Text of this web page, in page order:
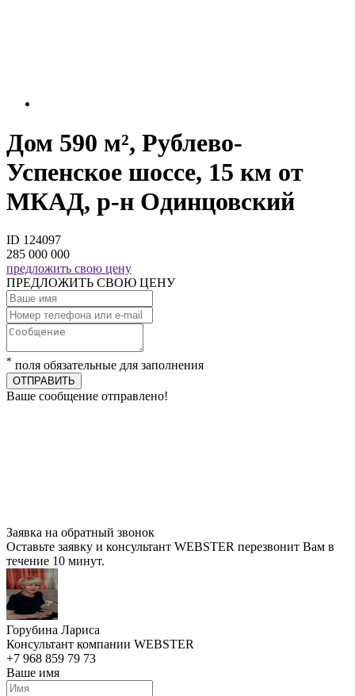
Дом 590 м², Рублево-
Успенское шоссе, 15 км от
МКАД, р-н Одинцовский
ID 124097
285 000 000
предложить свою цену
ПРЕДЛОЖИТЬ СВОЮ ЦЕНУ
* поля обязательные для заполнения
ОТПРАВИТЬ
Ваше сообщение отправлено!
Заявка на обратный звонок
Оставьте заявку и консультант WEBSTER перезвонит Вам в
течение 10 минут.
Горубина Лариса
Консультант компании WEBSTER
+7 968 859 79 73
Ваше имя